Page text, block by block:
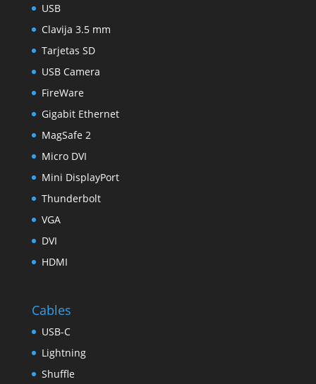
USB
Clavija 3.5 mm
Tarjetas SD
USB Camera
FireWare
Gigabit Ethernet
MagSafe 2
Micro DVI
Mini DisplayPort
Thunderbolt
VGA
DVI
HDMI
Cables
USB-C
Lightning
Shuffle